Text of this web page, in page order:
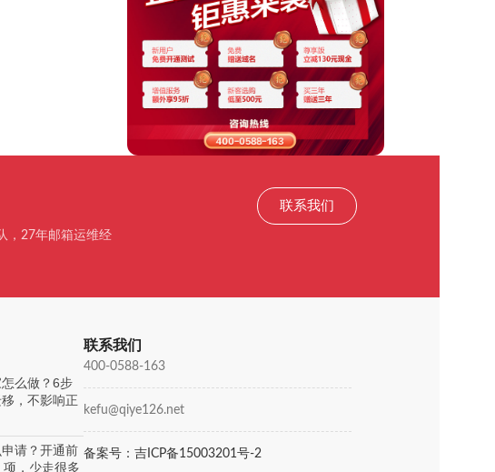
，27年邮箱运维经
联系我们
么做？6步
，不影响正
请？开通前
，少走很多
联系我们
400-0588-163
kefu@qiye126.net
备案号：吉ICP备15003201号-2